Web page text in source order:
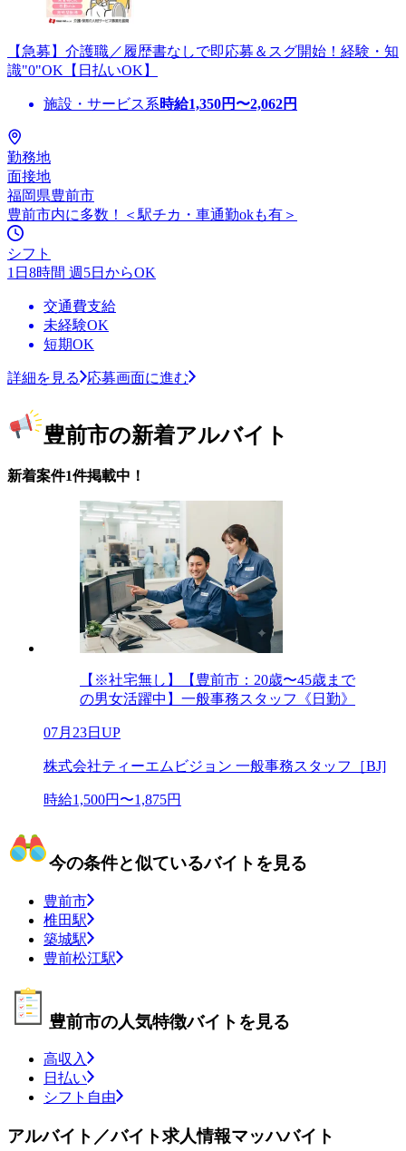
【急募】介護職／履歴書なしで即応募＆スグ開始！経験・知
識"0"OK【日払いOK】
施設・サービス系時給1,350円〜2,062円
勤務地
面接地
福岡県豊前市
豊前市内に多数！＜駅チカ・車通勤okも有＞
シフト
1日8時間 週5日からOK
交通費支給
未経験OK
短期OK
詳細を見る 応募画面に進む
豊前市の新着アルバイト
新着案件1件掲載中！
【※社宅無し】【豊前市：20歳〜45歳まで
の男女活躍中】一般事務スタッフ《日勤》
07月23日UP
株式会社ティーエムビジョン 一般事務スタッフ［BJ]
時給1,500円〜1,875円
今の条件と似ているバイトを見る
豊前市
椎田駅
築城駅
豊前松江駅
豊前市の人気特徴バイトを見る
高収入
日払い
シフト自由
アルバイト／バイト求人情報マッハバイト